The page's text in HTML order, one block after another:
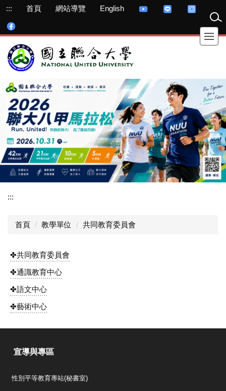
跳
主
內
容
::: 首頁 網站導覽 English
:::
首頁 教學單位 共同教育委員會
✤共同教育委員會
✤通識教育中心
✤語文中心
✤藝術中心
宣導與專區
性別平等教育專站(秘書室)